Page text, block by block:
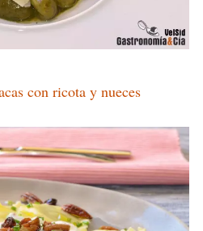
con ricota y nueces